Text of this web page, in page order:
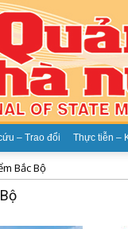
– Trao đổi Thực tiễn –
Bắc Bộ